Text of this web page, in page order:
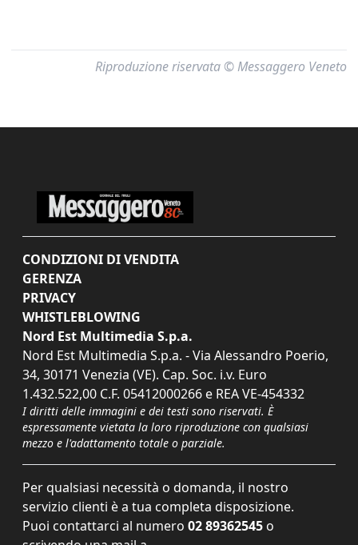
Riproduzione riservata © Messaggero Veneto
CONDIZIONI DI VENDITA
GERENZA
PRIVACY
WHISTLEBLOWING
Nord Est Multimedia S.p.a.
Nord Est Multimedia S.p.a. - Via Alessandro Poerio,
34, 30171 Venezia (VE). Cap. Soc. i.v. Euro
1.432.522,00 C.F. 05412000266 e REA VE-454332
I diritti delle immagini e dei testi sono riservati. È
espressamente vietata la loro riproduzione con qualsiasi
mezzo e l'adattamento totale o parziale.
Per qualsiasi necessità o domanda, il nostro
servizio clienti è a tua completa disposizione.
Puoi contattarci al numero 02 89362545 o